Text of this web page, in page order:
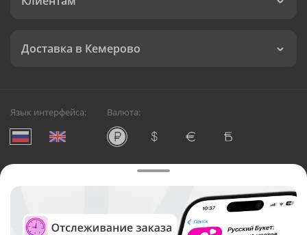
Доставка в Кемерово
Язык интерфейса: Валюта:
Служба круглосуточной доставки цветов в Кемерово
Русский Букет, 2026
Общество с ограниченной ответственностью «Технология»
ОГРН: 1195476081745, ИНН: 5410081997